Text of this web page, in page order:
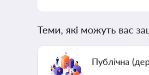
Теми, які можуть вас
Публічна